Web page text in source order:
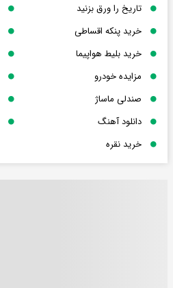
تاریخ را ورق بزنید
خرید پنکه اقساطی
خرید بلیط هواپیما
مزایده خودرو
صندلی ماساژ
دانلود آهنگ
خرید نقره